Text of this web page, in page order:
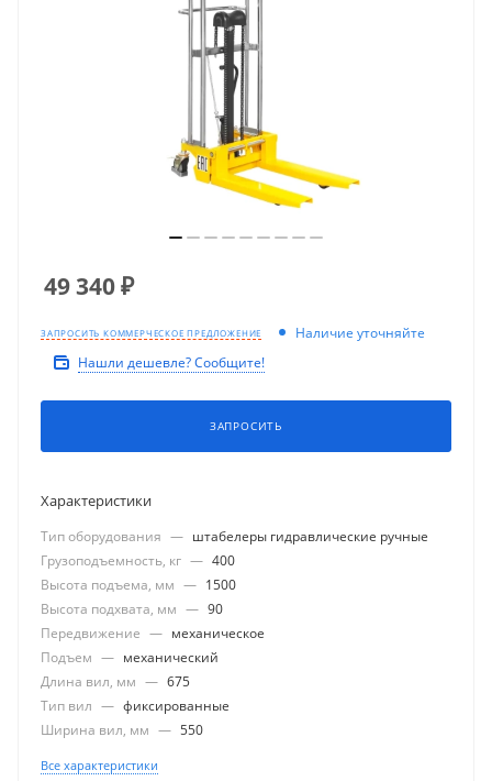
49 340₽
ЗАПРОСИТЬ КОММЕРЧЕСКОЕ ПРЕДЛОЖЕНИЕ
Наличие уточняйте
Нашли дешевле? Сообщите!
ЗАПРОСИТЬ
Характеристики
Тип оборудования — штабелеры гидравлические ручные
Грузоподъемность, кг — 400
Высота подъема, мм — 1500
Высота подхвата, мм — 90
Передвижение — механическое
Подъем — механический
Длина вил, мм — 675
Тип вил — фиксированные
Ширина вил, мм — 550
Все характеристики